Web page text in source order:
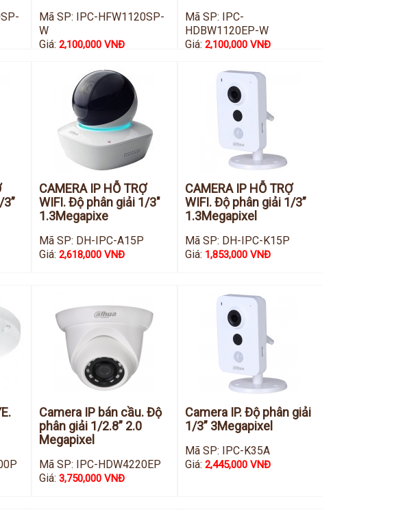
Mã SP: IPC-HFW1120SP-
W
Giá:2,100,000 VNĐ
Mã SP: IPC-
HDBW1120EP-W
Giá: 2,100,000 VNĐ
CAMERA IP HỖ TRỢ
WIFI. Độ phân giải 1/3"
1.3Megapixe
Mã SP: DH-IPC-A15P
Giá:2,618,000 VNĐ
CAMERA IP HỖ TRỢ
WIFI. Độ phân giải 1/3”
1.3Megapixel
Mã SP: DH-IPC-K15P
Giá: 1,853,000 VNĐ
Camera IP bán cầu. Độ
phân giải 1/2.8” 2.0
Megapixel
Mã SP: IPC-HDW4220EP
Giá:3,750,000 VNĐ
Camera IP. Độ phân giải
1/3” 3Megapixel
Mã SP: IPC-K35A
Giá: 2,445,000 VNĐ